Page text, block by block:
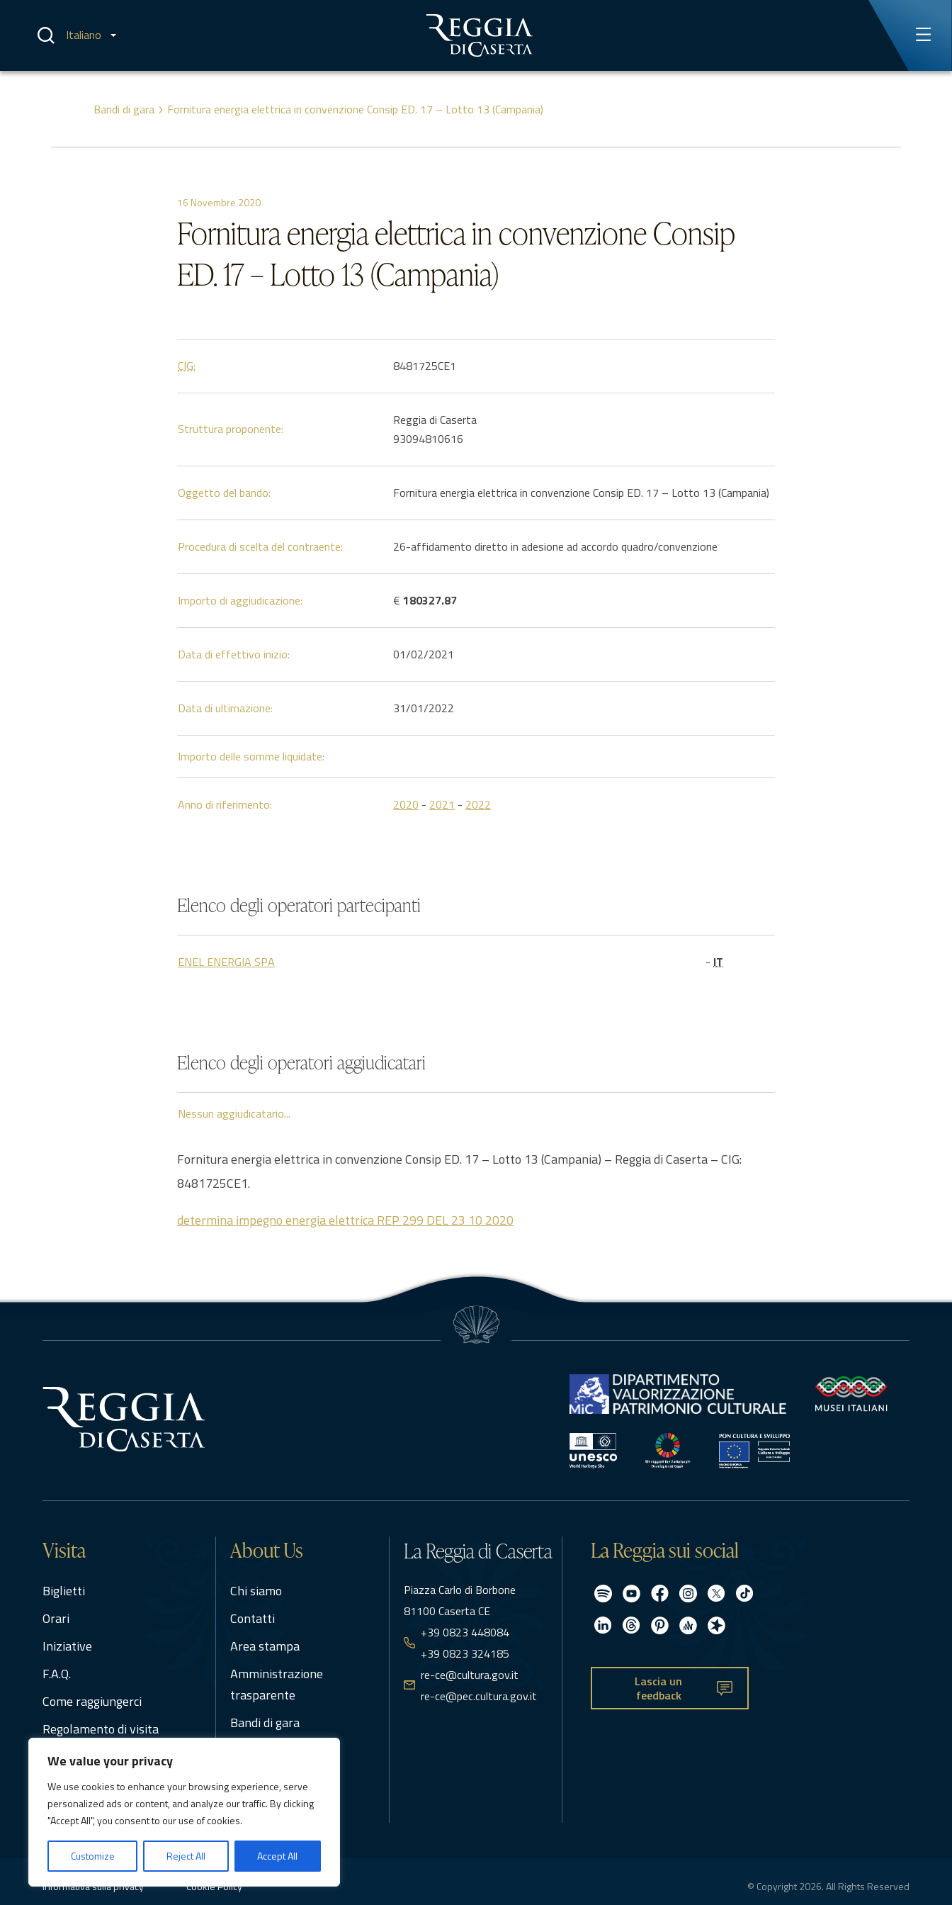
We value your privacy
We use cookies to enhance your browsing experience, serve
personalized ads or content, and analyze our traffic. By clicking
"Accept All", you consent to our use of cookies.
Customize Reject All Accept All
contenuto Italiano
Bandi di gara Fornitura energia elettrica in convenzione Consip ED. 17 – Lotto 13 (Campania)
16 Novembre 2020
Fornitura energia elettrica in convenzione Consip
ED. 17 – Lotto 13 (Campania)
CIG: 8481725CE1
Struttura proponente:
Reggia di Caserta
93094810616
Oggetto del bando: Fornitura energia elettrica in convenzione Consip ED. 17 – Lotto 13 (Campania)
Procedura di scelta del contraente: 26-affidamento diretto in adesione ad accordo quadro/convenzione
Importo di aggiudicazione: € 180327.87
Data di effettivo inizio: 01/02/2021
Data di ultimazione: 31/01/2022
Importo delle somme liquidate:
Anno di riferimento: 2020 - 2021 - 2022
Elenco degli operatori partecipanti
ENEL ENERGIA SPA - IT
Elenco degli operatori aggiudicatari
Nessun aggiudicatario...
Fornitura energia elettrica in convenzione Consip ED. 17 – Lotto 13 (Campania) – Reggia di Caserta – CIG:
8481725CE1.
determina impegno energia elettrica REP 299 DEL 23 10 2020
Visita
Biglietti
Orari
Iniziative
F.A.Q.
Come raggiungerci
Regolamento di visita
About Us
Chi siamo
Contatti
Area stampa
Amministrazione
trasparente
Bandi di gara
Newsletter
La Reggia di Caserta
Piazza Carlo di Borbone
81100 Caserta CE
+39 0823 448084
+39 0823 324185
re-ce@cultura.gov.it
re-ce@pec.cultura.gov.it
La Reggia sui social
Lascia un
feedback
Informativa sulla privacy Cookie Policy © Copyright 2026. All Rights Reserved